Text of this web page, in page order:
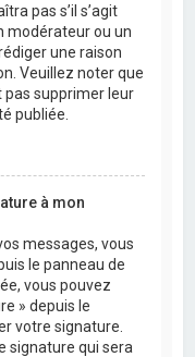
pas s’il s’agit
modérateur ou un
une raison
Veuillez noter que
pas supprimer leur
publiée.
à mon
messages, vous
le panneau de
vous pouvez
» depuis le
votre signature.
signature qui sera